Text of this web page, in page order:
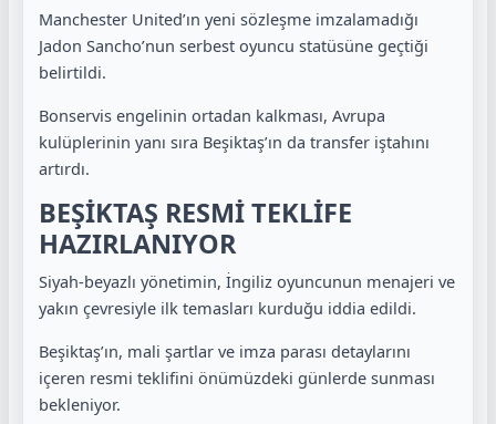
Manchester United’ın yeni sözleşme imzalamadığı
Jadon Sancho’nun serbest oyuncu statüsüne geçtiği
belirtildi.
Bonservis engelinin ortadan kalkması, Avrupa
kulüplerinin yanı sıra Beşiktaş’ın da transfer iştahını
artırdı.
BEŞİKTAŞ RESMİ TEKLİFE
HAZIRLANIYOR
Siyah-beyazlı yönetimin, İngiliz oyuncunun menajeri ve
yakın çevresiyle ilk temasları kurduğu iddia edildi.
Beşiktaş’ın, mali şartlar ve imza parası detaylarını
içeren resmi teklifini önümüzdeki günlerde sunması
bekleniyor.